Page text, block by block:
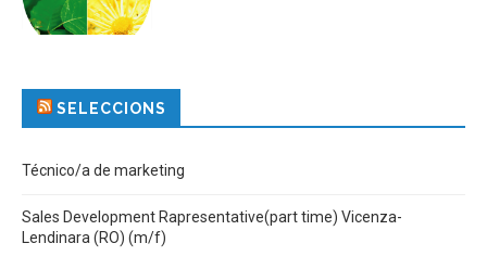
SELECCIONS
Técnico/a de marketing
Sales Development Rapresentative(part time) Vicenza-
Lendinara (RO) (m/f)